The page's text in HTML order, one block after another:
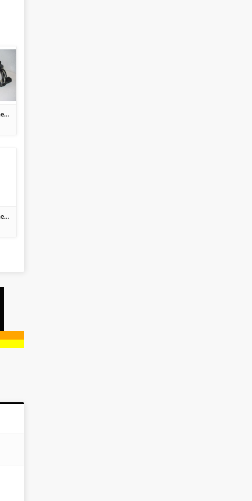
Bitmain Antminer S9 14 Th 1250W Bitcoin minerek garanciával.
Bitmain Antminer S17 Pro 53 Th alkatrésznek eladó